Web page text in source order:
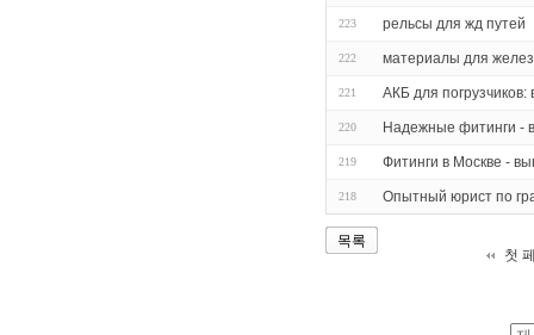
223 рельсы для жд путей
222 материалы для
221 АКБ для
220 Надежные фитинги -
219 Фитинги в Москве -
218 Опытный юрист по
목록
첫